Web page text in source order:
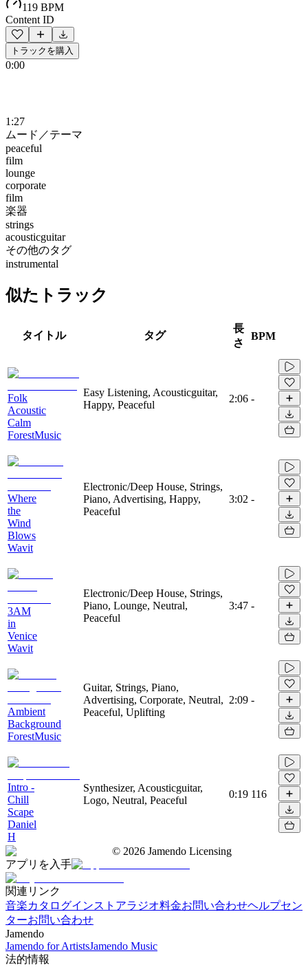
119 BPM
Content ID
トラックを購入
0:00
1:27
ムード／テーマ
peaceful
film
lounge
corporate
film
楽器
strings
acousticguitar
その他のタグ
instrumental
似たトラック
タイトル タグ
長
さ
BPM
Folk
Acoustic
Calm
ForestMusic
Easy Listening, Acousticguitar,
Happy, Peaceful
2:06 -
Where
the
Wind
Blows
Wavit
Electronic/Deep House, Strings,
Piano, Advertising, Happy,
Peaceful
3:02 -
3AM
in
Venice
Wavit
Electronic/Deep House, Strings,
Piano, Lounge, Neutral,
Peaceful
3:47 -
Ambient
Background
ForestMusic
Guitar, Strings, Piano,
Advertising, Corporate, Neutral,
Peaceful, Uplifting
2:09 -
Intro -
Chill
Scape
Daniel
H
Synthesizer, Acousticguitar,
Logo, Neutral, Peaceful
0:19 116
© 2026 Jamendo Licensing
アプリを入手
関連リンク
音楽カタログインストアラジオ料金お問い合わせヘルプセン
ターお問い合わせ
Jamendo
Jamendo for ArtistsJamendo Music
法的情報